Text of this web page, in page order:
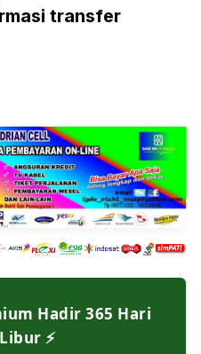
transfer
Hadir 365 Hari
⚡️